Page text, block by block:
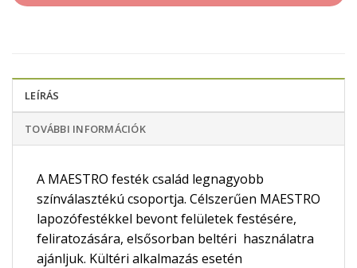
LEÍRÁS
TOVÁBBI INFORMÁCIÓK
A MAESTRO festék család legnagyobb
színválasztékú csoportja. Célszerűen MAESTRO
lapozófestékkel bevont felületek festésére,
feliratozására, elsősorban beltéri használatra
ajánljuk. Kültéri alkalmazás esetén